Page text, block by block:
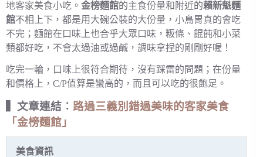
地客家美食小吃。 金榜麵館的主食份量和附近的賴新魁麵
館不相上下，都是用大碗公裝的大份量，小鳥胃真的會吃
不完；麵館在口味上也合乎大眾口味，粄條、餛飩和小菜
類都好吃，不會太過油或過鹹，調味拿捏的剛剛好喔！
吃完一輪，口味上很符合期待，沒有踩雷的問題；在份量
和價格上，C/P值算是蠻高的，而且可以吃的很飽足。
▍文章連結︰ 路過三義別錯過美味的客家美食
「金榜麵館」
美食資訊